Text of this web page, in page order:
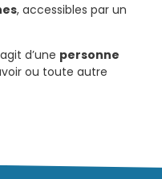
, accessibles par un
d’une personne
ou toute autre